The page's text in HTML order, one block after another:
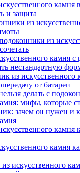
камня
и защита
из
из
камня с
нестандартную
из искусственного
от батареи
делать с
мифы, которые
зачем он нужен и
камня
камня
искусственного